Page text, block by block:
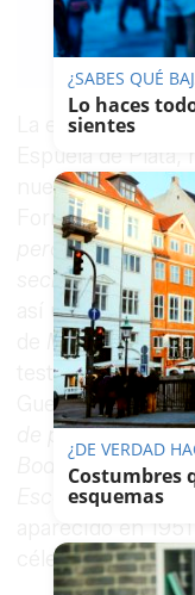
La editorial
Espuela de
nuevas obras de
Formica ( Cádiz,
perdida,
secreto, novela
así un recorrido
Monte de
testimonio
Guerra Civil en
de parte y dos
Bodoque,
Escorialen 1944-
aparecido en
célebre novelaA
¿SABES QUÉ
Lo haces
sientes
¿DE VERDAD
Costumbres
esquemas